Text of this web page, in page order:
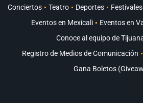
Conciertos Teatro Deportes Festivales
Eventos en Mexicali
Eventos en
Conoce al equipo de
Registro de Medios de Comunicación
Gana Boletos